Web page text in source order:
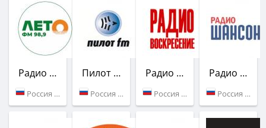
Радио Лето
Россия (98.9 FM)
Пилот FM
Россия (100.4 FM)
Радио Воскресение
Россия (72.82 FM)
Радио Шансон
Россия (103.2 FM)